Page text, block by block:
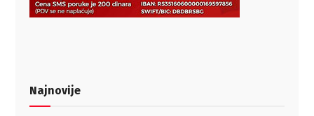
Najnovije